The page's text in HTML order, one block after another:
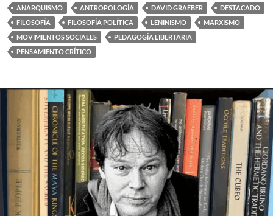
ANARQUISMO ANTROPOLOGÍA DAVID GRAEBER
DESTACADO
FILOSOFÍA
FILOSOFÍA POLÍTICA LENINISMO
MARXISMO
MOVIMIENTOS SOCIALES
PEDAGOGÍA LIBERTARIA
PENSAMIENTO CRÍTICO